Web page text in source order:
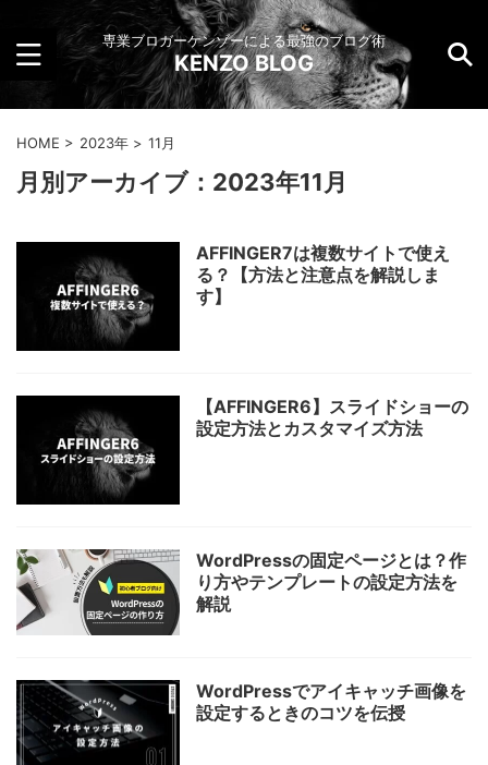
専業ブロガーケンゾーによる最強のブログ術
KENZO BLOG
HOME > 2023年 > 11月
月別アーカイブ：2023年11月
AFFINGER7は複数サイトで使え
る？【方法と注意点を解説しま
す】
【AFFINGER6】スライドショーの
設定方法とカスタマイズ方法
WordPressの固定ページとは？作
り方やテンプレートの設定方法を
解説
WordPressでアイキャッチ画像を
設定するときのコツを伝授